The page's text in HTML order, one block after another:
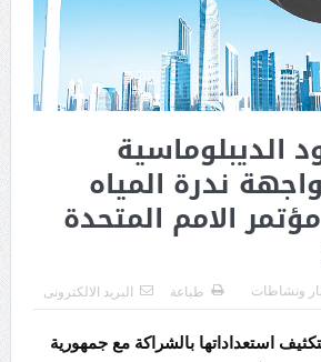
الديبلوماسية
ندرة المياه
الامم المتحدة
ونشاطات طباعة البريد الالكترونى
استعداداتها بالشراكة مع جمهورية